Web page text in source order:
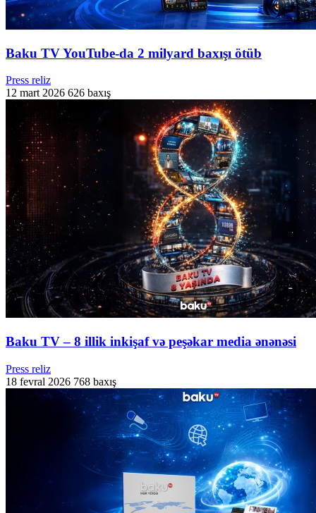
Baku TV YouTube-da 2 milyard baxışı ötüb
Press reliz
12 mart 2026 626 baxış
Baku TV – 8 illik inkişaf və peşəkar media ənənəsi
Press reliz
18 fevral 2026 768 baxış